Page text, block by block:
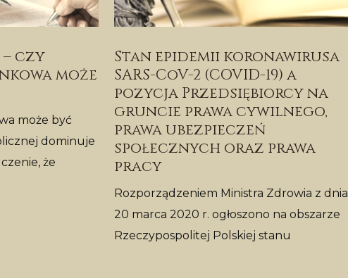
czy
może
może być
dominuje
że
Stan epidemii koronawirusa
SARS-CoV-2 (COVID-19) a
pozycja Przedsiębiorcy na
gruncie prawa cywilnego,
prawa ubezpieczeń
społecznych oraz prawa
pracy
Rozporządzeniem Ministra Zdrowia z dnia
20 marca 2020 r. ogłoszono na obszarze
Rzeczypospolitej Polskiej stanu